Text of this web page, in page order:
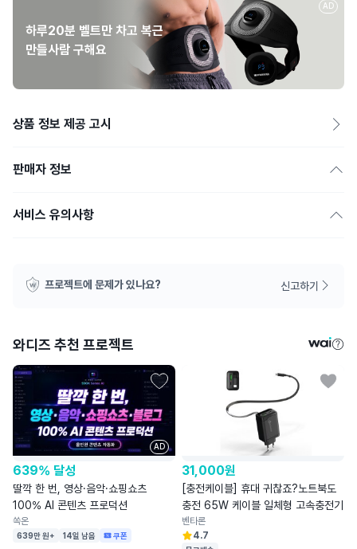
하루20분 벨트만 차고 복근
만들사람 구해요
AD
상품 정보 제공 고시
판매자 정보
서비스 유의사항
프로젝트에 문제가 있나요? 신고하기
와디즈 추천 프로젝트
AD
639% 달성
딸깍 한 번, 영상·음악·쇼핑쇼츠
100% AI 콘텐츠 프로덕션
쏙온
639만 원+ 14일 남음 쿠폰
31,000원
[충전케이블] 휴대 귀찮죠?노트북도
충전 65W 케이블 일체형 고속충전기
벤타론
4.7